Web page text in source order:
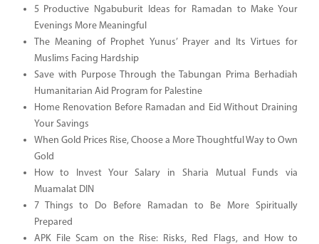
5 Productive Ngabuburit Ideas for Ramadan to Make Your
Evenings More Meaningful
The Meaning of Prophet Yunus’ Prayer and Its Virtues for
Muslims Facing Hardship
Save with Purpose Through the Tabungan Prima Berhadiah
Humanitarian Aid Program for Palestine
Home Renovation Before Ramadan and Eid Without Draining
Your Savings
When Gold Prices Rise, Choose a More Thoughtful Way to Own
Gold
How to Invest Your Salary in Sharia Mutual Funds via
Muamalat DIN
7 Things to Do Before Ramadan to Be More Spiritually
Prepared
APK File Scam on the Rise: Risks, Red Flags, and How to